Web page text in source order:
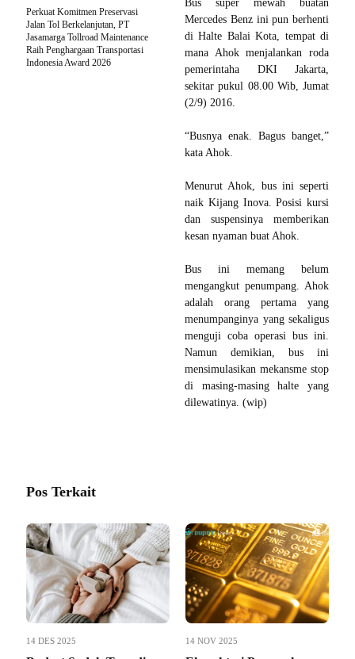
Bus super mewah buatan
Mercedes Benz ini pun berhenti
di Halte Balai Kota, tempat di
mana Ahok menjalankan roda
pemerintaha DKI Jakarta,
sekitar pukul 08.00 Wib, Jumat
(2/9) 2016.
“Busnya enak. Bagus banget,”
kata Ahok.
Menurut Ahok, bus ini seperti
naik Kijang Inova. Posisi kursi
dan suspensinya memberikan
kesan nyaman buat Ahok.
Bus ini memang belum
mengangkut penumpang. Ahok
adalah orang pertama yang
menumpanginya yang sekaligus
menguji coba operasi bus ini.
Namun demikian, bus ini
mensimulasikan mekansme stop
di masing-masing halte yang
dilewatinya. (wip)
Perkuat Komitmen Preservasi
Jalan Tol Berkelanjutan, PT
Jasamarga Tollroad Maintenance
Raih Penghargaan Transportasi
Indonesia Award 2026
Pos Terkait
14 DES 2025 14 NOV 2025